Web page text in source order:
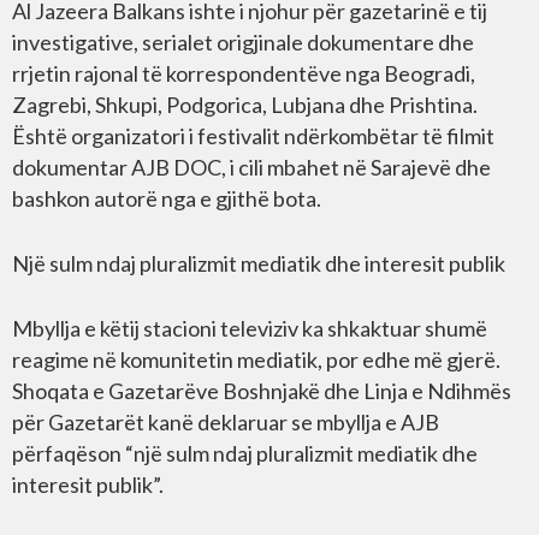
Al Jazeera Balkans ishte i njohur për gazetarinë e tij
investigative, serialet origjinale dokumentare dhe
rrjetin rajonal të korrespondentëve nga Beogradi,
Zagrebi, Shkupi, Podgorica, Lubjana dhe Prishtina.
Është organizatori i festivalit ndërkombëtar të filmit
dokumentar AJB DOC, i cili mbahet në Sarajevë dhe
bashkon autorë nga e gjithë bota.
Një sulm ndaj pluralizmit mediatik dhe interesit publik
Mbyllja e këtij stacioni televiziv ka shkaktuar shumë
reagime në komunitetin mediatik, por edhe më gjerë.
Shoqata e Gazetarëve Boshnjakë dhe Linja e Ndihmës
për Gazetarët kanë deklaruar se mbyllja e AJB
përfaqëson “një sulm ndaj pluralizmit mediatik dhe
interesit publik”.